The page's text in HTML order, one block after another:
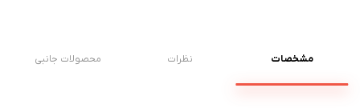
مشخصات نظرات محصولات جانبی